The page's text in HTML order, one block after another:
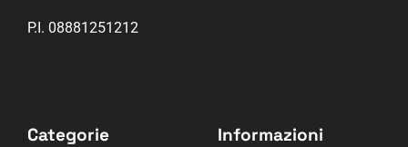
P.I. 08881251212
Categorie Informazioni